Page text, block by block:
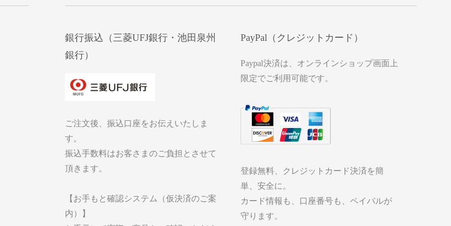
銀行振込（三菱UFJ銀行・池田泉州
銀行）
ご注文後、振込口座をお伝えいたしま
す。
振込手数料はお客さまのご負担とさせて
頂きます。
【お手もと確認システム（仮決済のご案
内）】
PayPal（クレジットカード）
Paypal決済は、オンラインショップ画面上
限定でご利用可能です。
登録無料、クレジットカード決済を簡
単、安全に。
カード情報も、口座番号も、ペイパルが
守ります。